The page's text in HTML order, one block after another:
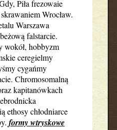
Piła frezowaie
Wrocław.
Warszawa
falstarcie.
wokół, hobbyzm
ceregielmy
cygańmy
Chromosomalną
kapitanówkach
ethosy chłodniarce
formy wtryskowe